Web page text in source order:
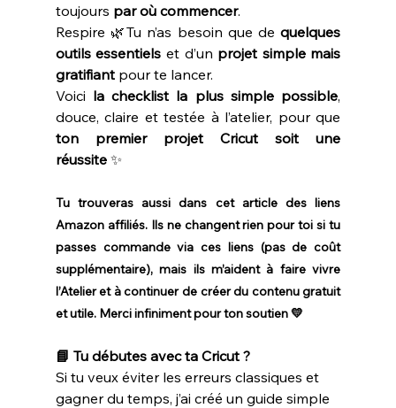
toujours par où commencer.
Respire 🌿Tu n’as besoin que de quelques
outils essentiels et d’un projet simple mais
gratifiant pour te lancer.
Voici la checklist la plus simple possible,
ton premier projet Cricut soit une
réussite ✨
Tu trouveras aussi dans cet article des liens
Amazon affiliés. Ils ne changent rien pour toi si tu
passes commande via ces liens (pas de coût
supplémentaire), mais ils m’aident à faire vivre
l’Atelier et à continuer de créer du contenu gratuit
et utile. Merci infiniment pour ton soutien 💛
📘 Tu débutes avec ta Cricut ?
Si tu veux éviter les erreurs classiques et
gagner du temps, j’ai créé un guide simple